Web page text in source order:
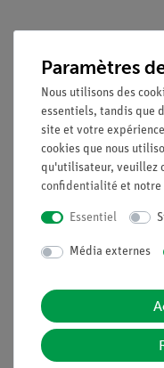
Légal
Contact
Conditions générales de
Déclaration de
Service
Aperçu du service
Téléchargements
Catalogue
Paramètres
Nous utilisons des
essentiels, tandis que
site et votre
cookies que nous
qu'utilisateur, veuillez
confidentialité et notre
Essentiel
Média externes